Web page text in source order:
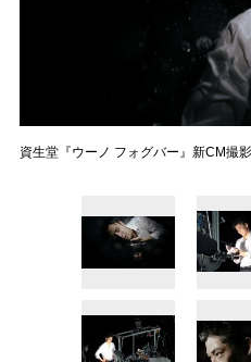
資生堂『ウーノ フォグバー』新CM撮